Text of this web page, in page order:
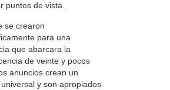
puntos de vista.
se crearon
para una
que abarcara la
de veinte y pocos
anuncios crean un
y son apropiados